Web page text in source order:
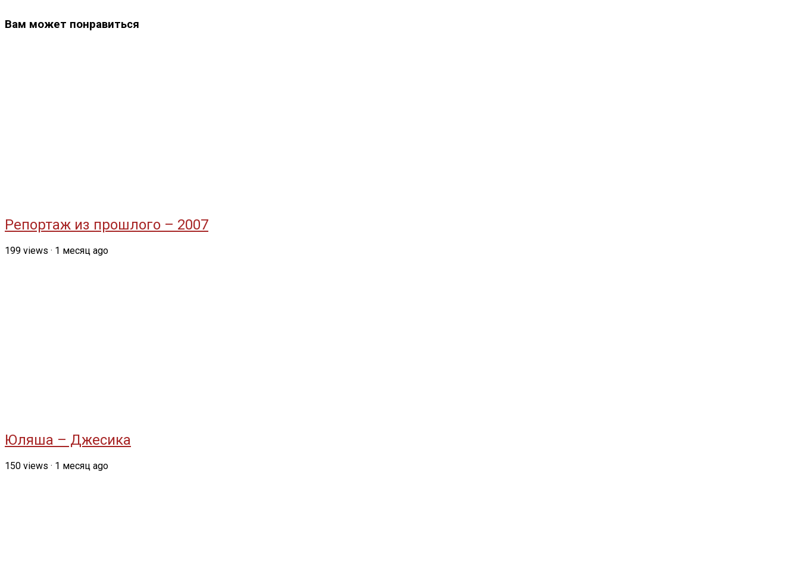
Вам может понравиться
Репортаж из прошлого – 2007
199 views · 1 месяц ago
Юляша – Джесика
150 views · 1 месяц ago